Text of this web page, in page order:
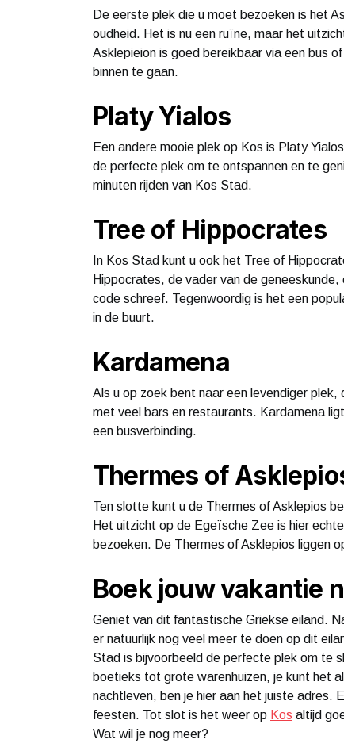
De eerste plek die u moet bezoeken is het
oudheid. Het is nu een ruïne, maar het
Asklepieion is goed bereikbaar via een bus
binnen te gaan.
Platy Yialos
Een andere mooie plek op Kos is Platy
de perfecte plek om te ontspannen en te
minuten rijden van Kos Stad.
Tree of Hippocrates
In Kos Stad kunt u ook het Tree of
Hippocrates, de vader van de
code schreef. Tegenwoordig is het een
in de buurt.
Kardamena
Als u op zoek bent naar een levendiger
met veel bars en restaurants. Kardamena
een busverbinding.
Thermes of
Ten slotte kunt u de Thermes of Asklepios
Het uitzicht op de Egeïsche Zee is hier
bezoeken. De Thermes of Asklepios liggen
Boek jouw vakantie
Geniet van dit fantastische Griekse eiland.
er natuurlijk nog veel meer te doen op dit
Stad is bijvoorbeeld de perfecte plek om te
boetieks tot grote warenhuizen, je kunt het
nachtleven, ben je hier aan het juiste adres.
feesten. Tot slot is het weer op Kos altijd
Wat wil je nog meer?